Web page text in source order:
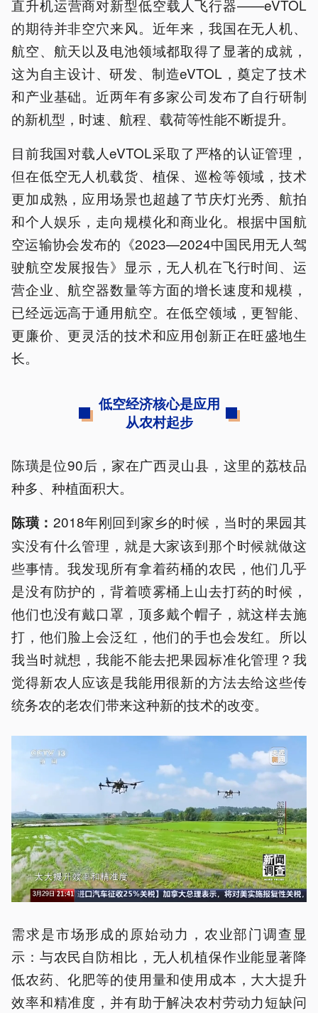
直升机运营商对新型低空载人飞行器——eVTOL
的期待并非空穴来风。近年来，我国在无人机、
航空、航天以及电池领域都取得了显著的成就，
这为自主设计、研发、制造eVTOL，奠定了技术
和产业基础。近两年有多家公司发布了自行研制
的新机型，时速、航程、载荷等性能不断提升。
目前我国对载人eVTOL采取了严格的认证管理，
但在低空无人机载货、植保、巡检等领域，技术
更加成熟，应用场景也超越了节庆灯光秀、航拍
和个人娱乐，走向规模化和商业化。根据中国航
空运输协会发布的《2023—2024中国民用无人驾
驶航空发展报告》显示，无人机在飞行时间、运
营企业、航空器数量等方面的增长速度和规模，
已经远远高于通用航空。在低空领域，更智能、
更廉价、更灵活的技术和应用创新正在旺盛地生
长。
低空经济核心是应用
从农村起步
陈璜是位90后，家在广西灵山县，这里的荔枝品
种多、种植面积大。
陈璜： 2018年刚回到家乡的时候，当时的果园其
实没有什么管理，就是大家该到那个时候就做这
些事情。我发现所有拿着药桶的农民，他们几乎
是没有防护的，背着喷雾桶上山去打药的时候，
他们也没有戴口罩，顶多戴个帽子，就这样去施
打，他们脸上会泛红，他们的手也会发红。所以
我当时就想，我能不能去把果园标准化管理？我
觉得新农人应该是我能用很新的方法去给这些传
统务农的老农们带来这种新的技术的改变。
需求是市场形成的原始动力，农业部门调查显
示：与农民自防相比，无人机植保作业能显著降
低农药、化肥等的使用量和使用成本，大大提升
效率和精准度，并有助于解决农村劳动力短缺问